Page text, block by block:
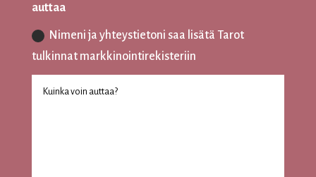
auttaa
Nimeni ja yhteystietoni saa lisätä Tarot
tulkinnat markkinointirekisteriin